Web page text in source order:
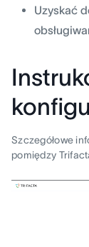
Uzyskać
Szczegółowe
pomiędzy